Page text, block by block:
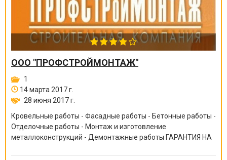
ООО "ПРОФСТРОЙМОНТАЖ"
1
14 марта 2017 г.
28 июня 2017 г.
Кровельные работы - Фасадные работы - Бетонные работы -
Отделочные работы - Монтаж и изготовление
металлоконструкций - Демонтажные работы ГАРАНТИЯ НА